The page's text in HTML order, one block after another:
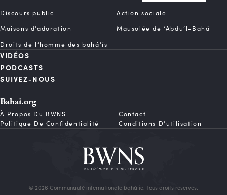
Discours public
Action sociale
Maisons d’adoration
Mausolée de ‘Abdu’l-Bahá
Droits de l’homme des bahá’ís
VIDÉOS
PODCASTS
SUIVEZ-NOUS
Bahai.org
À Propos Du BWNS
Contact
Politique De Confidentialité
Conditions D’utilisation
© 2026 Communauté internationale bahá’íe. Tous droits réservés.